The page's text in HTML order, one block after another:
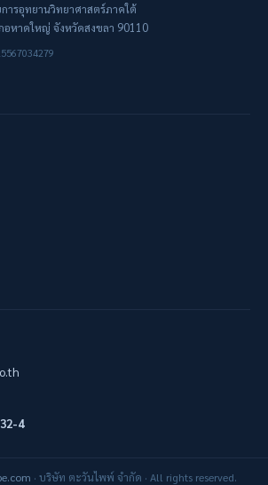
ารอุทยานวิทยาศาสตร์ภาคใต้
หาดใหญ่ จังหวัดสงขลา 90110
4
· บริษัท ตะวันไพพ์ จำกัด · All rights reserved.